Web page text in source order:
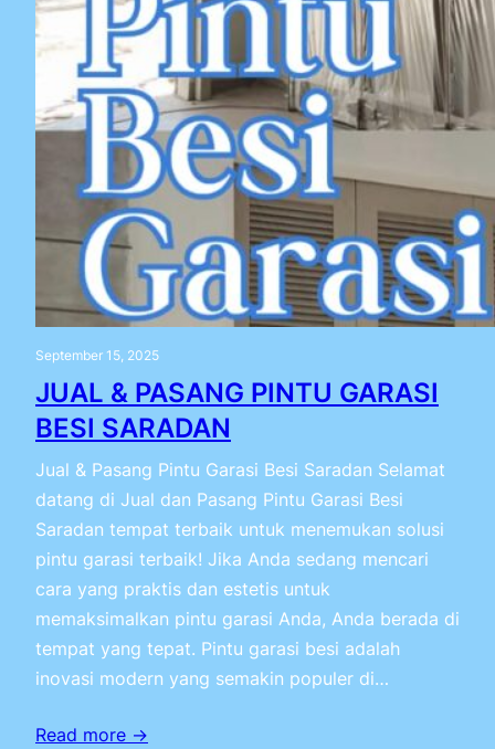
September 15, 2025
JUAL & PASANG PINTU GARASI
BESI SARADAN
Jual & Pasang Pintu Garasi Besi Saradan Selamat
datang di Jual dan Pasang Pintu Garasi Besi
Saradan tempat terbaik untuk menemukan solusi
pintu garasi terbaik! Jika Anda sedang mencari
cara yang praktis dan estetis untuk
memaksimalkan pintu garasi Anda, Anda berada di
tempat yang tepat. Pintu garasi besi adalah
inovasi modern yang semakin populer di…
Read more →